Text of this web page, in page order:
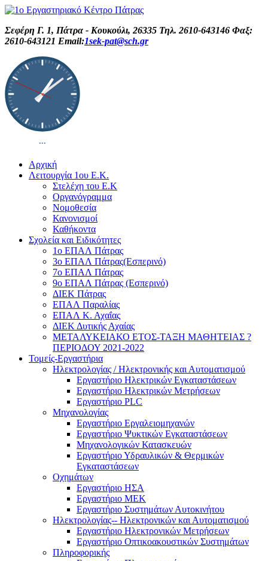
Σεφέρη Γ. 1, Πάτρα - Κουκούλι, 26335 Τηλ. 2610-643146 Φαξ:
2610-643121 Email:1sek-pat@sch.gr
Αρχική
Λειτουργία 1ου Ε.Κ.
Στελέχη του Ε.Κ
Οργανόγραμμα
Νομοθεσία
Κανονισμοί
Καθήκοντα
Σχολεία και Ειδικότητες
1ο ΕΠΑΛ Πάτρας
3ο ΕΠΑΛ Πάτρας(Εσπερινό)
7ο ΕΠΑΛ Πάτρας
9ο ΕΠΑΛ Πάτρας (Εσπερινό)
ΔΙΕΚ Πάτρας
ΕΠΑΛ Παραλίας
ΕΠΑΛ Κ. Αχαΐας
ΔΙΕΚ Δυτικής Αχαίας
ΜΕΤΑΛΥΚΕΙΑΚΟ ΕΤΟΣ-ΤΑΞΗ ΜΑΘΗΤΕΙΑΣ ?
ΠΕΡΙΟΔΟΥ 2021-2022
Τομείς-Εργαστήρια
Ηλεκτρολογίας / Ηλεκτρονικής και Αυτοματισμού
Εργαστήριο Ηλεκτρικών Εγκαταστάσεων
Εργαστήριο Ηλεκτρικών Μετρήσεων
Εργαστήριο PLC
Μηχανολογίας
Εργαστήριο Εργαλειομηχανών
Εργαστήριο Ψυκτικών Εγκαταστάσεων
Μηχανολογικών Κατασκευών
Εργαστήριο Υδραυλικών & Θερμικών
Εγκαταστάσεων
Οχημάτων
Εργαστήριο ΗΣΑ
Εργαστήριο ΜΕΚ
Εργαστήριο Συστημάτων Αυτοκινήτου
Ηλεκτρολογίας-- Ηλεκτρονικών και Αυτοματισμού
Εργαστήριο Ηλεκτρονικών Μετρήσεων
Εργαστήριο Οπτικοακουστικών Συστημάτων
Πληροφορικής